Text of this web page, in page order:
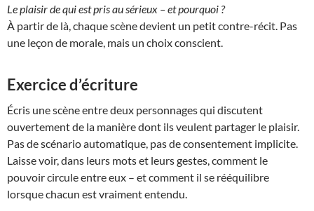
Le plaisir de qui est pris au sérieux – et pourquoi ?
À partir de là, chaque scène devient un petit contre-récit. Pas
une leçon de morale, mais un choix conscient.
Exercice d’écriture
Écris une scène entre deux personnages qui discutent
ouvertement de la manière dont ils veulent partager le plaisir.
Pas de scénario automatique, pas de consentement implicite.
Laisse voir, dans leurs mots et leurs gestes, comment le
pouvoir circule entre eux – et comment il se rééquilibre
lorsque chacun est vraiment entendu.